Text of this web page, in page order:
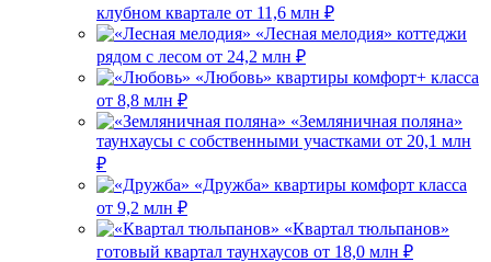
клубном квартале от 11,6 млн ₽
«Лесная мелодия» коттеджи
рядом с лесом от 24,2 млн ₽
«Любовь» квартиры комфорт+ класса
от 8,8 млн ₽
«Земляничная поляна»
таунхаусы с собственными участками от 20,1 млн
₽
«Дружба» квартиры комфорт класса
от 9,2 млн ₽
«Квартал тюльпанов»
готовый квартал таунхаусов от 18,0 млн ₽